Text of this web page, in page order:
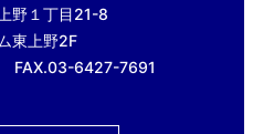
野１丁目21-8
東上野2F
FAX.03-6427-7691